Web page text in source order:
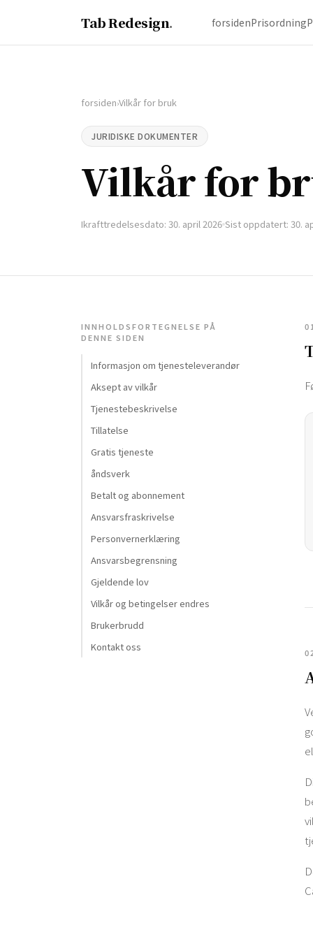
Tab Redesign. forsidenPrisordning
forsiden›Vilkår for bruk
JURIDISKE DOKUMENTER
Vilkår for
Ikrafttredelsesdato: 30. april 2026 Sist oppdatert: 30.
INNHOLDSFORTEGNELSE PÅ
DENNE SIDEN
Informasjon om tjenesteleverandør
Aksept av vilkår
Tjenestebeskrivelse
Tillatelse
Gratis tjeneste
åndsverk
Betalt og abonnement
Ansvarsfraskrivelse
Personvernerklæring
Ansvarsbegrensning
Gjeldende lov
Vilkår og betingelser endres
Brukerbrudd
Kontakt oss